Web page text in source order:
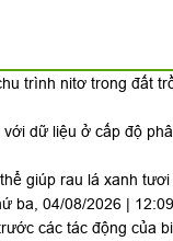
trình nitơ trong đất
dữ liệu ở cấp độ
giúp rau lá xanh
ba, 04/08/2026 |
các tác động của